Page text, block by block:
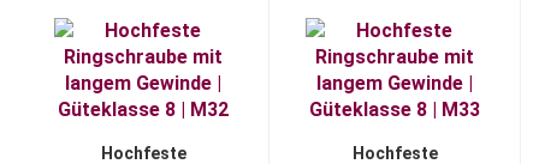
Hochfeste
Hochfeste